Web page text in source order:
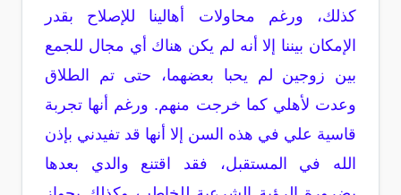
كذلك، ورغم محاولات أهالينا للإصلاح بقدر
الإمكان بيننا إلا أنه لم يكن هناك أي مجال للجمع
بين زوجين لم يحبا بعضهما، حتى تم الطلاق
وعدت لأهلي كما خرجت منهم. ورغم أنها تجربة
قاسية علي في هذه السن إلا أنها قد تفيدني بإذن
الله في المستقبل، فقد اقتنع والدي بعدها